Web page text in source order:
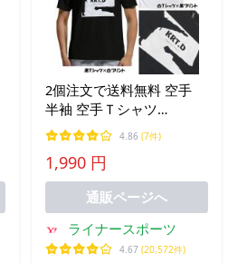
2個注文で送料無料 空手
半袖 空手Ｔシャツ
『KRT．D【空手道】』ボ
ックスロゴＴシャツ 正面
プリント 空手道 丸首 ライ
ナースポーツオリジナル
4.86 (7件)
1,990 円
通販ページへ
ライナースポーツ
4.67 (20,572件)